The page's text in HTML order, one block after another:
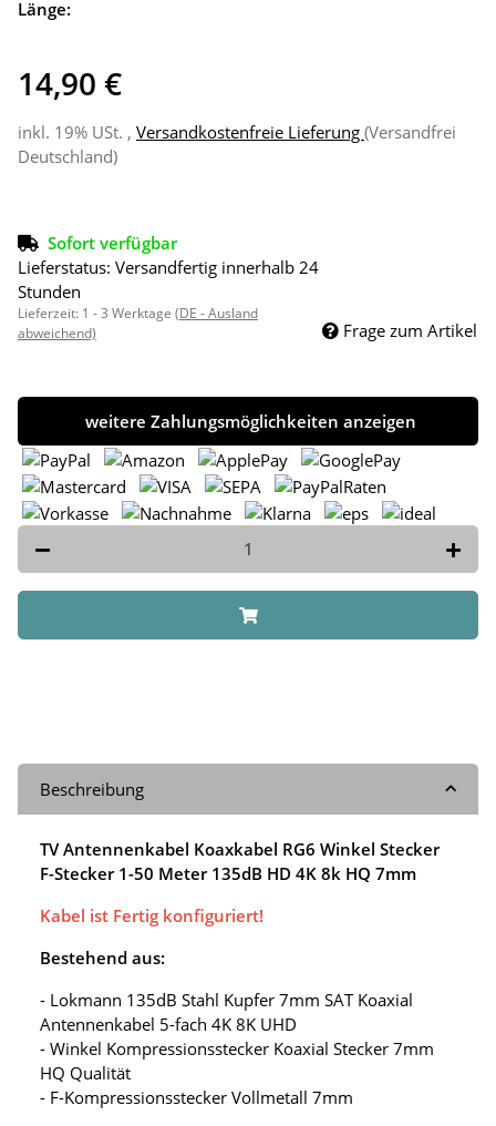
Länge:
14,90 €
inkl. 19% USt. , Versandkostenfreie Lieferung (Versandfrei
Deutschland)
Sofort verfügbar
Lieferstatus: Versandfertig innerhalb 24
Stunden
Lieferzeit: 1 - 3 Werktage (DE - Ausland
abweichend)
Frage zum Artikel
weitere Zahlungsmöglichkeiten anzeigen
Beschreibung
TV Antennenkabel Koaxkabel RG6 Winkel Stecker
F-Stecker 1-50 Meter 135dB HD 4K 8k HQ 7mm
Kabel ist Fertig konfiguriert!
Bestehend aus:
- Lokmann 135dB Stahl Kupfer 7mm SAT Koaxial
Antennenkabel 5-fach 4K 8K UHD
- Winkel Kompressionsstecker Koaxial Stecker 7mm
HQ Qualität
- F-Kompressionsstecker Vollmetall 7mm